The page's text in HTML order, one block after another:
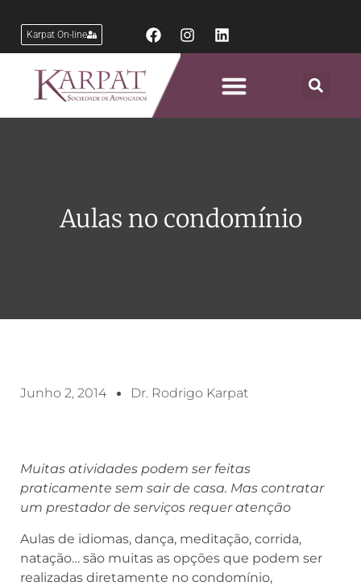
Karpat On-line
Aulas no condomínio
Junho 2, 2014 Dr. Rodrigo Karpat
Muitas atividades podem ser feitas
praticamente sem sair de casa. Mas contratar
um prestador de serviços requer atenção
Aulas de idiomas, dança, meditação, corrida,
natação… são muitas as opções que podem ser
realizadas diretamente no condomínio,